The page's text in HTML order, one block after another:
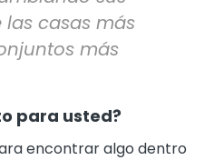
casas más
más
para usted?
encontrar algo dentro